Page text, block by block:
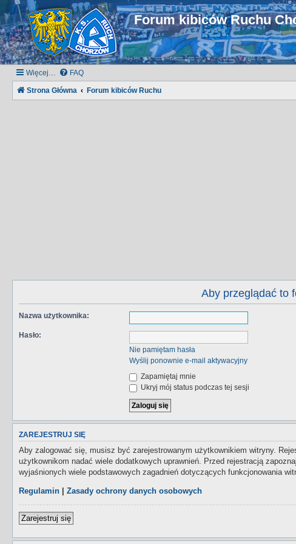
Forum kibiców Ruchu
Więcej… FAQ
Strona Główna Forum kibiców Ruchu
Aby przeglądać to
Nazwa użytkownika:
Hasło:
Nie pamiętam hasła
Wyślij ponownie e-mail aktywacyjny
Zapamiętaj mnie
Ukryj mój status podczas tej sesji
ZAREJESTRUJ SIĘ
Aby zalogować się, musisz być zarejestrowanym użytkownikiem witryny.
użytkownikom nadać wiele dodatkowych uprawnień. Przed rejestracją
wyjaśnionych wiele podstawowych zagadnień dotyczących funkcjonowania
Regulamin Zasady ochrony danych osobowych
Zarejestruj się